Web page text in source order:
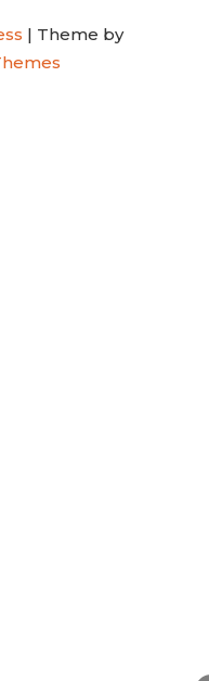
| Theme by